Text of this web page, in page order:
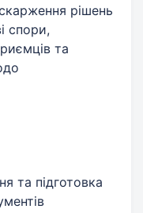
рішень
спори,
та
та підготовка